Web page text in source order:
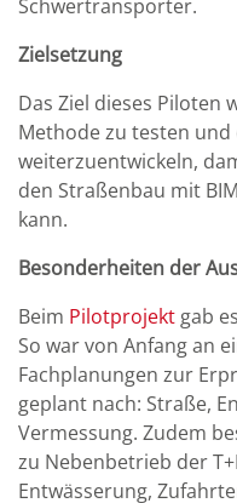
Schwertransporter.
Zielsetzung
Das Ziel dieses Piloten
Methode zu testen
weiterzuentwickeln,
den Straßenbau mit
kann.
Besonderheiten der
Beim Pilotprojekt gab
So war von Anfang an
Fachplanungen zur
geplant nach: Straße,
Vermessung. Zudem
zu Nebenbetrieb der
Entwässerung,